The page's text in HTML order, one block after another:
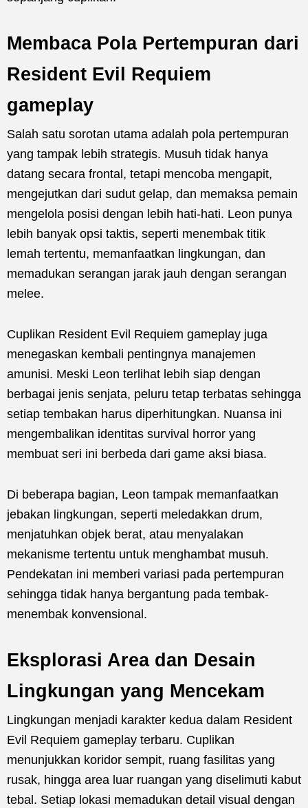
Membaca Pola Pertempuran dari
Resident Evil Requiem
gameplay
Salah satu sorotan utama adalah pola pertempuran
yang tampak lebih strategis. Musuh tidak hanya
datang secara frontal, tetapi mencoba mengapit,
mengejutkan dari sudut gelap, dan memaksa pemain
mengelola posisi dengan lebih hati-hati. Leon punya
lebih banyak opsi taktis, seperti menembak titik
lemah tertentu, memanfaatkan lingkungan, dan
memadukan serangan jarak jauh dengan serangan
melee.
Cuplikan Resident Evil Requiem gameplay juga
menegaskan kembali pentingnya manajemen
amunisi. Meski Leon terlihat lebih siap dengan
berbagai jenis senjata, peluru tetap terbatas sehingga
setiap tembakan harus diperhitungkan. Nuansa ini
mengembalikan identitas survival horror yang
membuat seri ini berbeda dari game aksi biasa.
Di beberapa bagian, Leon tampak memanfaatkan
jebakan lingkungan, seperti meledakkan drum,
menjatuhkan objek berat, atau menyalakan
mekanisme tertentu untuk menghambat musuh.
Pendekatan ini memberi variasi pada pertempuran
sehingga tidak hanya bergantung pada tembak-
menembak konvensional.
Eksplorasi Area dan Desain
Lingkungan yang Mencekam
Lingkungan menjadi karakter kedua dalam Resident
Evil Requiem gameplay terbaru. Cuplikan
menunjukkan koridor sempit, ruang fasilitas yang
rusak, hingga area luar ruangan yang diselimuti kabut
tebal. Setiap lokasi memadukan detail visual dengan